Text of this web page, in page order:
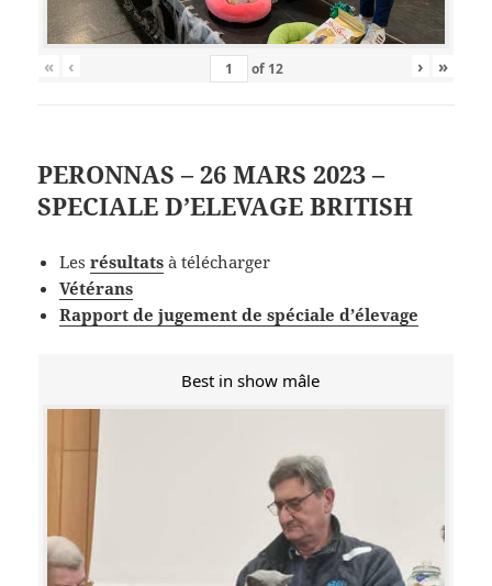
« ‹ of 12 › »
PERONNAS – 26 MARS 2023 –
SPECIALE D’ELEVAGE BRITISH
Lesrésultats à télécharger
Vétérans
Rapport de jugement de spéciale d’élevage
Best in show mâle